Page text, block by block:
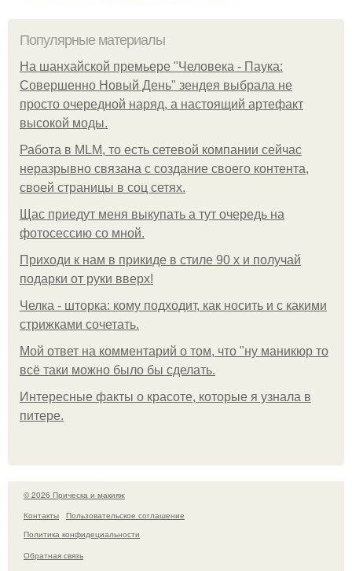
Популярные материалы
На шанхайской премьере "Человека - Паука:
Совершенно Новый День" зендея выбрала не
просто очередной наряд, а настоящий артефакт
высокой моды.
Работа в MLM, то есть сетевой компании сейчас
неразрывно связана с создание своего контента,
своей страницы в соц сетях.
Щас приедут меня выкупать а тут очередь на
фотосессию со мной.
Приходи к нам в прикиде в стиле 90 х и получай
подарки от руки вверх!
Челка - шторка: кому подходит, как носить и с какими
стрижками сочетать.
Мой ответ на комментарий о том, что "ну маникюр то
всё таки можно было бы сделать.
Интересные факты о красоте, которые я узнала в
питере.
© 2026 Прическа и макияж
Контакты
Пользовательское соглашение
Политика конфидециальности
Обратная связь